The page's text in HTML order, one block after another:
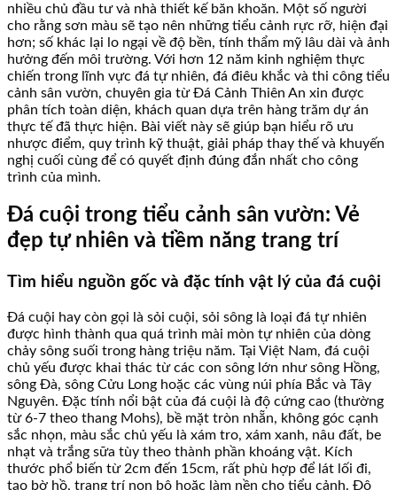
nhiều chủ đầu tư và nhà thiết kế băn khoăn. Một số người
cho rằng sơn màu sẽ tạo nên những tiểu cảnh rực rỡ, hiện đại
hơn; số khác lại lo ngại về độ bền, tính thẩm mỹ lâu dài và ảnh
hưởng đến môi trường. Với hơn 12 năm kinh nghiệm thực
chiến trong lĩnh vực đá tự nhiên, đá điêu khắc và thi công tiểu
cảnh sân vườn, chuyên gia từ Đá Cảnh Thiên An xin được
phân tích toàn diện, khách quan dựa trên hàng trăm dự án
thực tế đã thực hiện. Bài viết này sẽ giúp bạn hiểu rõ ưu
nhược điểm, quy trình kỹ thuật, giải pháp thay thế và khuyến
nghị cuối cùng để có quyết định đúng đắn nhất cho công
trình của mình.
Đá cuội trong tiểu cảnh sân vườn: Vẻ
đẹp tự nhiên và tiềm năng trang trí
Tìm hiểu nguồn gốc và đặc tính vật lý của đá cuội
Đá cuội hay còn gọi là sỏi cuội, sỏi sông là loại đá tự nhiên
được hình thành qua quá trình mài mòn tự nhiên của dòng
chảy sông suối trong hàng triệu năm. Tại Việt Nam, đá cuội
chủ yếu được khai thác từ các con sông lớn như sông Hồng,
sông Đà, sông Cửu Long hoặc các vùng núi phía Bắc và Tây
Nguyên. Đặc tính nổi bật của đá cuội là độ cứng cao (thường
từ 6-7 theo thang Mohs), bề mặt tròn nhẵn, không góc cạnh
sắc nhọn, màu sắc chủ yếu là xám tro, xám xanh, nâu đất, be
nhạt và trắng sữa tùy theo thành phần khoáng vật. Kích
thước phổ biến từ 2cm đến 15cm, rất phù hợp để lát lối đi,
tạo bờ hồ, trang trí non bộ hoặc làm nền cho tiểu cảnh. Độ